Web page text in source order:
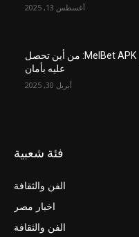
أغسطس 13, 2025
أحدث إصدار من MelBet APK: من أين تحصل
عليه بأمان
أبريل 30, 2025
فئة شعبية
الفن والثقافة
اخبار مصر
الفن والثقافة